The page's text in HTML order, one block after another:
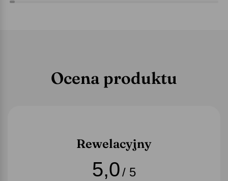
Ocena produktu
Rewelacyjny
5,0/ 5